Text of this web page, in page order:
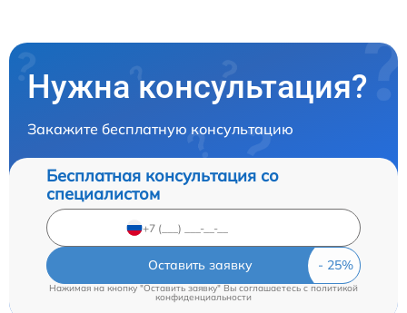
Нужна консультация?
Закажите бесплатную консультацию
Бесплатная консультация со
специалистом
Оставить заявку
Нажимая на кнопку "Оставить заявку" Вы соглашаетесь c политикой
конфиденциальности